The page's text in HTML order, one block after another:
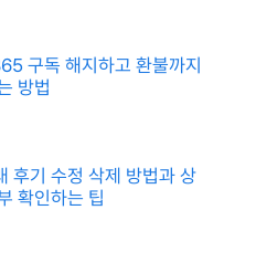
구독 해지하고 환불까지
방법
후기 수정 삭제 방법과 상
확인하는 팁